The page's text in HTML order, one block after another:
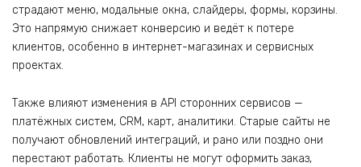
страдают меню, модальные окна, слайдеры, формы, корзины.
Это напрямую снижает конверсию и ведёт к потере
клиентов, особенно в интернет-магазинах и сервисных
проектах.
Также влияют изменения в API сторонних сервисов —
платёжных систем, CRM, карт, аналитики. Старые сайты не
получают обновлений интеграций, и рано или поздно они
перестают работать. Клиенты не могут оформить заказ,